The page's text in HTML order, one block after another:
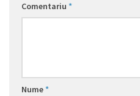
Comentariu *
Nume*